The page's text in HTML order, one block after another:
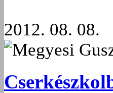
2012. 08. 08.
Megyesi